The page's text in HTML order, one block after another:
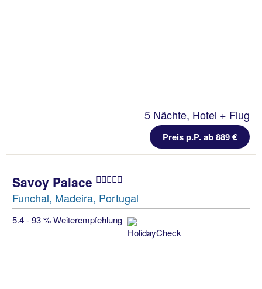
5 Nächte, Hotel + Flug
Preis p.P. ab 889 €
Savoy Palace
Funchal, Madeira, Portugal
5.4 - 93 % Weiterempfehlung